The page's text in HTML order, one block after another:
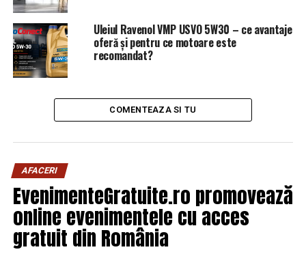
Uleiul Ravenol VMP USVO 5W30 – ce avantaje
oferă și pentru ce motoare este
recomandat?
COMENTEAZA SI TU
AFACERI
EvenimenteGratuite.ro promovează
online evenimentele cu acces
gratuit din România